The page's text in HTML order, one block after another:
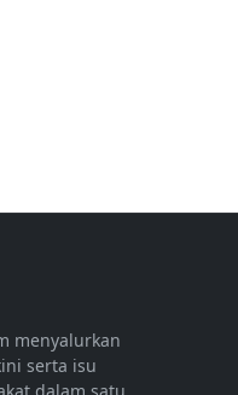
menyalurkan
serta isu